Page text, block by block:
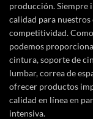
producción. Siempre
calidad para
competitividad.
podemos
cintura, soporte de
lumbar, correa de
ofrecer productos
calidad en línea en
intensiva.